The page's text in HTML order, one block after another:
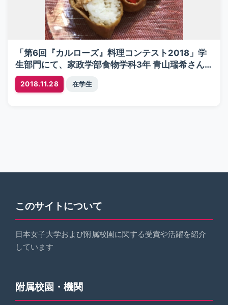
「第6回『カルローズ』料理コンテスト2018」学
生部門にて、家政学部食物学科3年 青山瑞希さん
が優秀賞を受賞
2018.11.28 在学生
このサイトについて
日本女子大学および附属校園に関する受賞や活躍を紹介
しています
附属校園・機関